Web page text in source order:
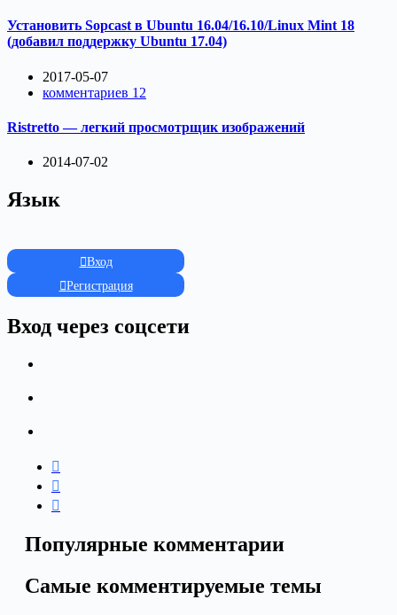
Установить Sopcast в Ubuntu 16.04/16.10/Linux Mint 18
(добавил поддержку Ubuntu 17.04)
2017-05-07
комментариев 12
Ristretto — легкий просмотрщик изображений
2014-07-02
Язык
Вход
Регистрация
Вход через соцсети
Популярные комментарии
Самые комментируемые темы